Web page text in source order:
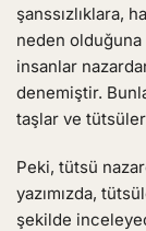
şanssızlıklara,
neden olduğuna
insanlar
denemiştir.
taşlar ve
Peki, tütsü
yazımızda,
şekilde